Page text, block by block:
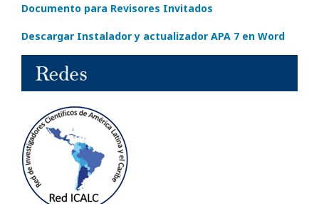
Documento para Revisores Invitados
Descargar Instalador y actualizador APA 7 en Word